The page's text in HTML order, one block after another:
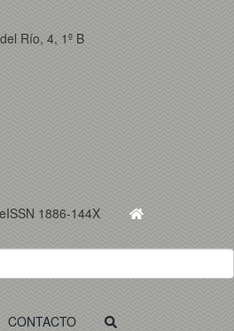
Río, 4, 1º B
eISSN 1886-144X
CONTACTO